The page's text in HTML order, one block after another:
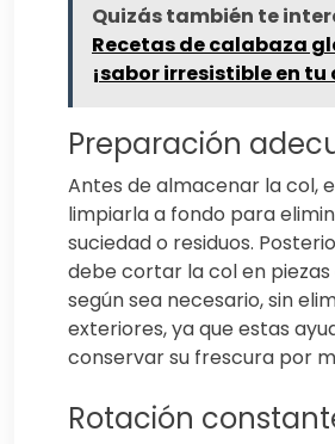
Quizás también te
Recetas de calabaza
¡sabor irresistible en tu
Preparación
Antes de almacenar la col,
limpiarla a fondo para
suciedad o residuos.
debe cortar la col en
según sea necesario, sin
exteriores, ya que estas
conservar su frescura por
Rotación